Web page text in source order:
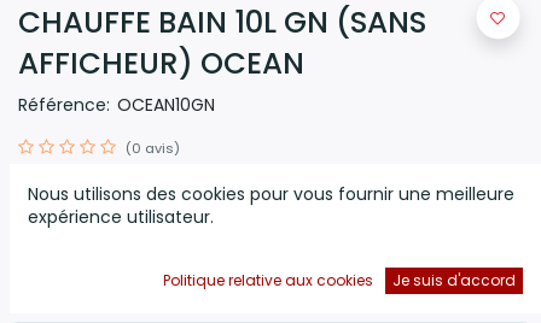
CHAUFFE BAIN 10L GN (SANS
AFFICHEUR) OCEAN
Référence: OCEAN10GN
(0 avis)
Chauffe Bain OCEAN - Type de gaz: Gaz Naturel - Débit
maximum d’eau chaude: 10 Litres/min - Réglage facile de
la température de l’eau - Forme compacte avec un design
Nous utilisons des cookies pour vous fournir une meilleure
expérience utilisateur.
Politique relative aux cookies Je suis d'accord